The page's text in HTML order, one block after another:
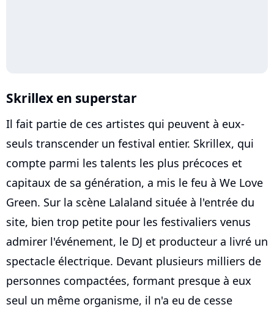
Skrillex en superstar
Il fait partie de ces artistes qui peuvent à eux-
seuls transcender un festival entier. Skrillex, qui
compte parmi les talents les plus précoces et
capitaux de sa génération, a mis le feu à We Love
Green. Sur la scène Lalaland située à l'entrée du
site, bien trop petite pour les festivaliers venus
admirer l'événement, le DJ et producteur a livré un
spectacle électrique. Devant plusieurs milliers de
personnes compactées, formant presque à eux
seul un même organisme, il n'a eu de cesse